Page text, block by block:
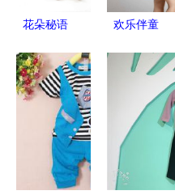
花朵秘语
计中的园艺
美学与奇幻
叙事
欢乐伴童
夏天 品牌
童装部好商
品推荐